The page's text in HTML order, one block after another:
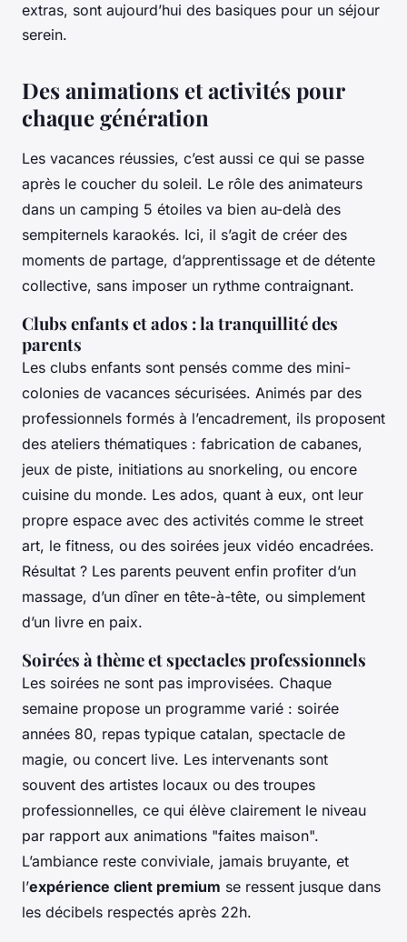
extras, sont aujourd’hui des basiques pour un séjour
serein.
Des animations et activités pour
chaque génération
Les vacances réussies, c’est aussi ce qui se passe
après le coucher du soleil. Le rôle des animateurs
dans un camping 5 étoiles va bien au-delà des
sempiternels karaokés. Ici, il s’agit de créer des
moments de partage, d’apprentissage et de détente
collective, sans imposer un rythme contraignant.
Clubs enfants et ados : la tranquillité des
parents
Les clubs enfants sont pensés comme des mini-
colonies de vacances sécurisées. Animés par des
professionnels formés à l’encadrement, ils proposent
des ateliers thématiques : fabrication de cabanes,
jeux de piste, initiations au snorkeling, ou encore
cuisine du monde. Les ados, quant à eux, ont leur
propre espace avec des activités comme le street
art, le fitness, ou des soirées jeux vidéo encadrées.
Résultat ? Les parents peuvent enfin profiter d’un
massage, d’un dîner en tête-à-tête, ou simplement
d’un livre en paix.
Soirées à thème et spectacles professionnels
Les soirées ne sont pas improvisées. Chaque
semaine propose un programme varié : soirée
années 80, repas typique catalan, spectacle de
magie, ou concert live. Les intervenants sont
souvent des artistes locaux ou des troupes
professionnelles, ce qui élève clairement le niveau
par rapport aux animations "faites maison".
L’ambiance reste conviviale, jamais bruyante, et
l’expérience client premium se ressent jusque dans
les décibels respectés après 22h.